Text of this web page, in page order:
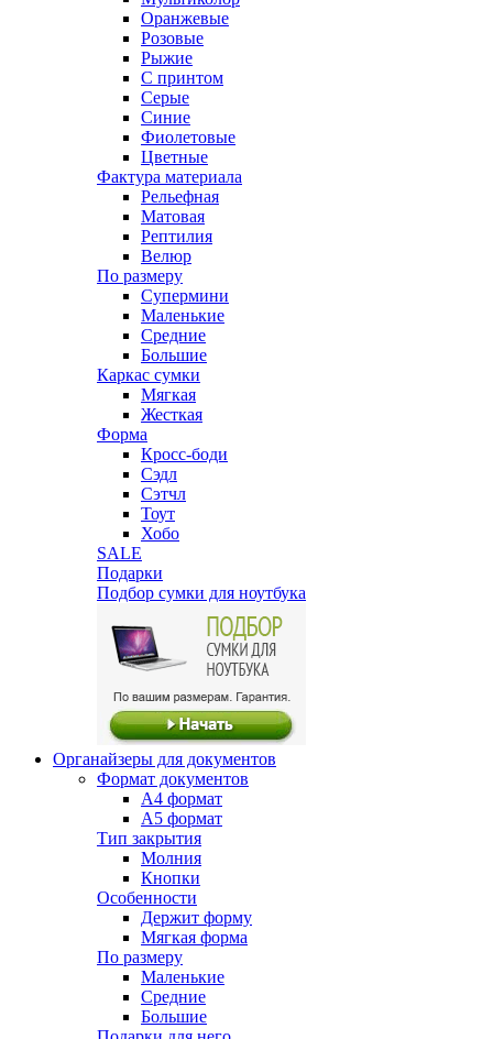
Оранжевые
Розовые
Рыжие
С принтом
Серые
Синие
Фиолетовые
Цветные
Фактура материала
Рельефная
Матовая
Рептилия
Велюр
По размеру
Супермини
Маленькие
Средние
Большие
Каркас сумки
Мягкая
Жесткая
Форма
Кросс-боди
Сэдл
Сэтчл
Тоут
Хобо
SALE
Подарки
Подбор сумки для ноутбука
Органайзеры для документов
Формат документов
А4 формат
А5 формат
Тип закрытия
Молния
Кнопки
Особенности
Держит форму
Мягкая форма
По размеру
Маленькие
Средние
Большие